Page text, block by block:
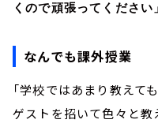
くので頑張ってください
なんでも課外授業
「学校ではあまり教えて
ゲストを招いて色々と教